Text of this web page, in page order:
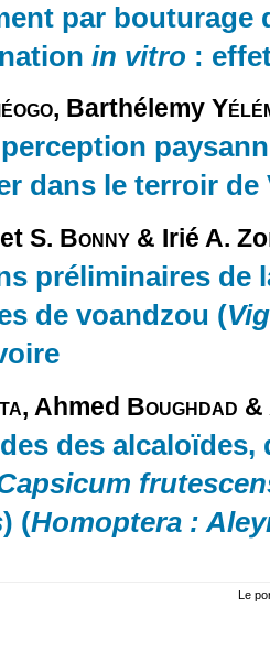
par bouturage
in vitro :
, Barthélemy
dans le terroir
S. Bonny & Irié A.
préliminaires de
de voandzou (
, Ahmed Boughdad &
des
) (Homoptera :
Le